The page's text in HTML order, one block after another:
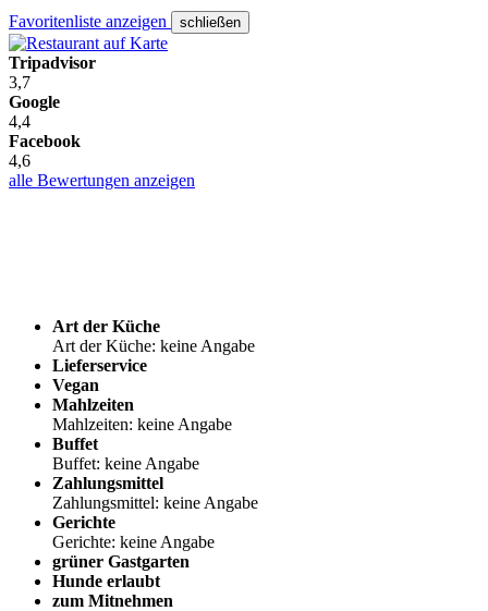
Favoritenliste anzeigen schließen
Tripadvisor
3,7
Google
4,4
Facebook
4,6
alle Bewertungen anzeigen
Art der Küche
Art der Küche: keine Angabe
Lieferservice
Vegan
Mahlzeiten
Mahlzeiten: keine Angabe
Buffet
Buffet: keine Angabe
Zahlungsmittel
Zahlungsmittel: keine Angabe
Gerichte
Gerichte: keine Angabe
grüner Gastgarten
Hunde erlaubt
zum Mitnehmen